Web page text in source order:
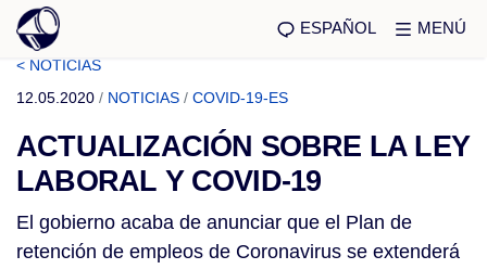
ESPAÑOL MENÚ
< NOTICIAS
12.05.2020 / NOTICIAS / COVID-19-ES
ACTUALIZACIÓN SOBRE LA LEY
LABORAL Y COVID-19
El gobierno acaba de anunciar que el Plan de
retención de empleos de Coronavirus se extenderá